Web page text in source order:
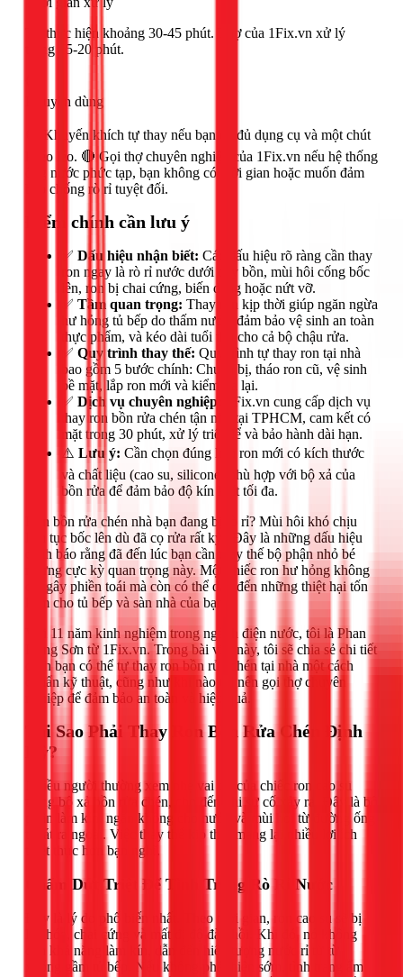
Tự thực hiện khoảng 30-45 phút. Thợ của 1Fix.vn xử lý
trong 15-20 phút.
Khuyên dùng
🟢 Khuyến khích tự thay nếu bạn có đủ dụng cụ và một chút
khéo léo. 🔴 Gọi thợ chuyên nghiệp của 1Fix.vn nếu hệ thống
ống nước phức tạp, bạn không có thời gian hoặc muốn đảm
bảo chống rò rỉ tuyệt đối.
Điểm chính cần lưu ý
✅ Dấu hiệu nhận biết: Các dấu hiệu rõ ràng cần thay
ron ngay là rò rỉ nước dưới đáy bồn, mùi hôi cống bốc
lên, ron bị chai cứng, biến dạng hoặc nứt vỡ.
✅ Tầm quan trọng: Thay ron kịp thời giúp ngăn ngừa
hư hỏng tủ bếp do thấm nước, đảm bảo vệ sinh an toàn
thực phẩm, và kéo dài tuổi thọ cho cả bộ chậu rửa.
✅ Quy trình thay thế: Quy trình tự thay ron tại nhà
bao gồm 5 bước chính: Chuẩn bị, tháo ron cũ, vệ sinh
bề mặt, lắp ron mới và kiểm tra lại.
✅ Dịch vụ chuyên nghiệp:
1Fix.vn cung cấp dịch vụ
thay ron bồn rửa chén tận nhà tại TPHCM, cam kết có
mặt trong 30 phút, xử lý triệt để và bảo hành dài hạn.
⚠️ Lưu ý: Cần chọn đúng loại ron mới có kích thước
và chất liệu (cao su, silicone) phù hợp với bộ xả của
bồn rửa để đảm bảo độ kín khít tối đa.
Ron bồn rửa chén nhà bạn đang bị rò rỉ? Mùi hôi khó chịu
liên tục bốc lên dù đã cọ rửa rất kỹ? Đây là những dấu hiệu
cảnh báo rằng đã đến lúc bạn cần thay thế bộ phận nhỏ bé
nhưng cực kỳ quan trọng này. Một chiếc ron hư hỏng không
chỉ gây phiền toái mà còn có thể dẫn đến những thiệt hại tốn
kém cho tủ bếp và sàn nhà của bạn.
Với 11 năm kinh nghiệm trong ngành điện nước, tôi là Phan
Hồng Sơn từ 1Fix.vn. Trong bài viết này, tôi sẽ chia sẻ chi tiết
cách bạn có thể tự thay ron bồn rửa chén tại nhà một cách
chuẩn kỹ thuật, cũng như khi nào thì nên gọi thợ chuyên
nghiệp để đảm bảo an toàn và hiệu quả.
Tại Sao Phải Thay Ron Bồn Rửa Chén Định
Kỳ?
Nhiều người thường xem nhẹ vai trò của chiếc ron cao su
trong bộ xả bồn rửa chén, cho đến khi sự cố xảy ra. Đây là bộ
phận làm kín, ngăn không cho nước và mùi hôi từ đường ống
thoát ra ngoài. Việc thay thế kịp thời mang lại nhiều lợi ích
thiết thực hơn bạn nghĩ.
Chấm Dứt Triệt Để Tình Trạng Rò Rỉ Nước
Đây là lý do phổ biến nhất. Theo thời gian, ron cao su sẽ bị
lão hóa, chai cứng và mất đi độ đàn hồi. Khi đó, nó không
còn khả năng làm kín, dẫn đến hiện tượng nước rỉ từ từ
xuống gầm tủ bếp. Nếu không phát hiện sớm, tình trạng ẩm